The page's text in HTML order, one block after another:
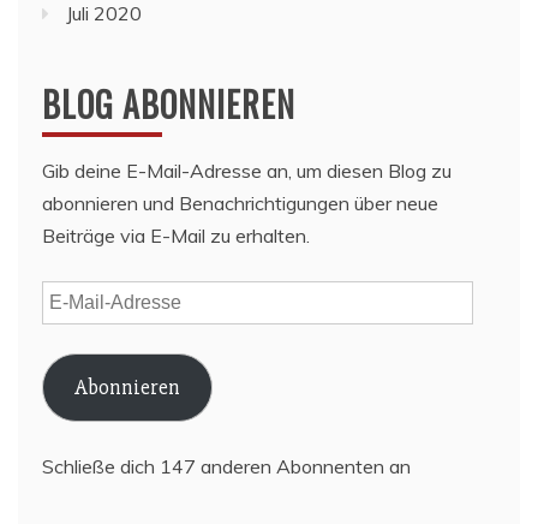
Juli 2020
BLOG ABONNIEREN
Gib deine E-Mail-Adresse an, um diesen Blog zu
abonnieren und Benachrichtigungen über neue
Beiträge via E-Mail zu erhalten.
E-
Mail-
Adresse
Abonnieren
Schließe dich 147 anderen Abonnenten an